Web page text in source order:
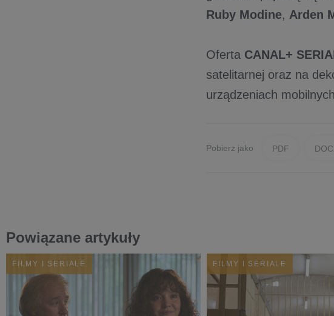
Ruby Modine, Arden
Oferta CANAL+
satelitarnej oraz na
urządzeniach
Pobierz jako PDF
Powiązane artykuły
FILMY I SERIALE FILMY I SERIALE